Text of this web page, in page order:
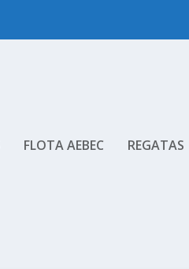
FLOTA AEBEC REGATAS